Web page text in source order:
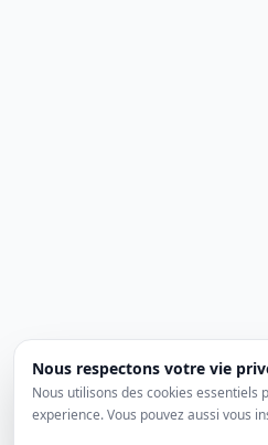
Nous respectons votre vie
Nous utilisons des cookies essentiels
experience. Vous pouvez aussi vous